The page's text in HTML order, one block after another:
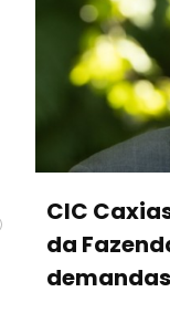
CIC
da